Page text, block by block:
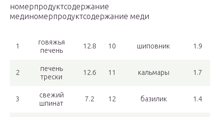
номерпродуктсодержание
мединомерпродуктсодержание меди
1
говяжья
печень
12.8 10 шиповник 1.9
2
печень
трески
12.6 11 кальмары 1.7
3
свежий
шпинат
7.2 12 базилик 1.4